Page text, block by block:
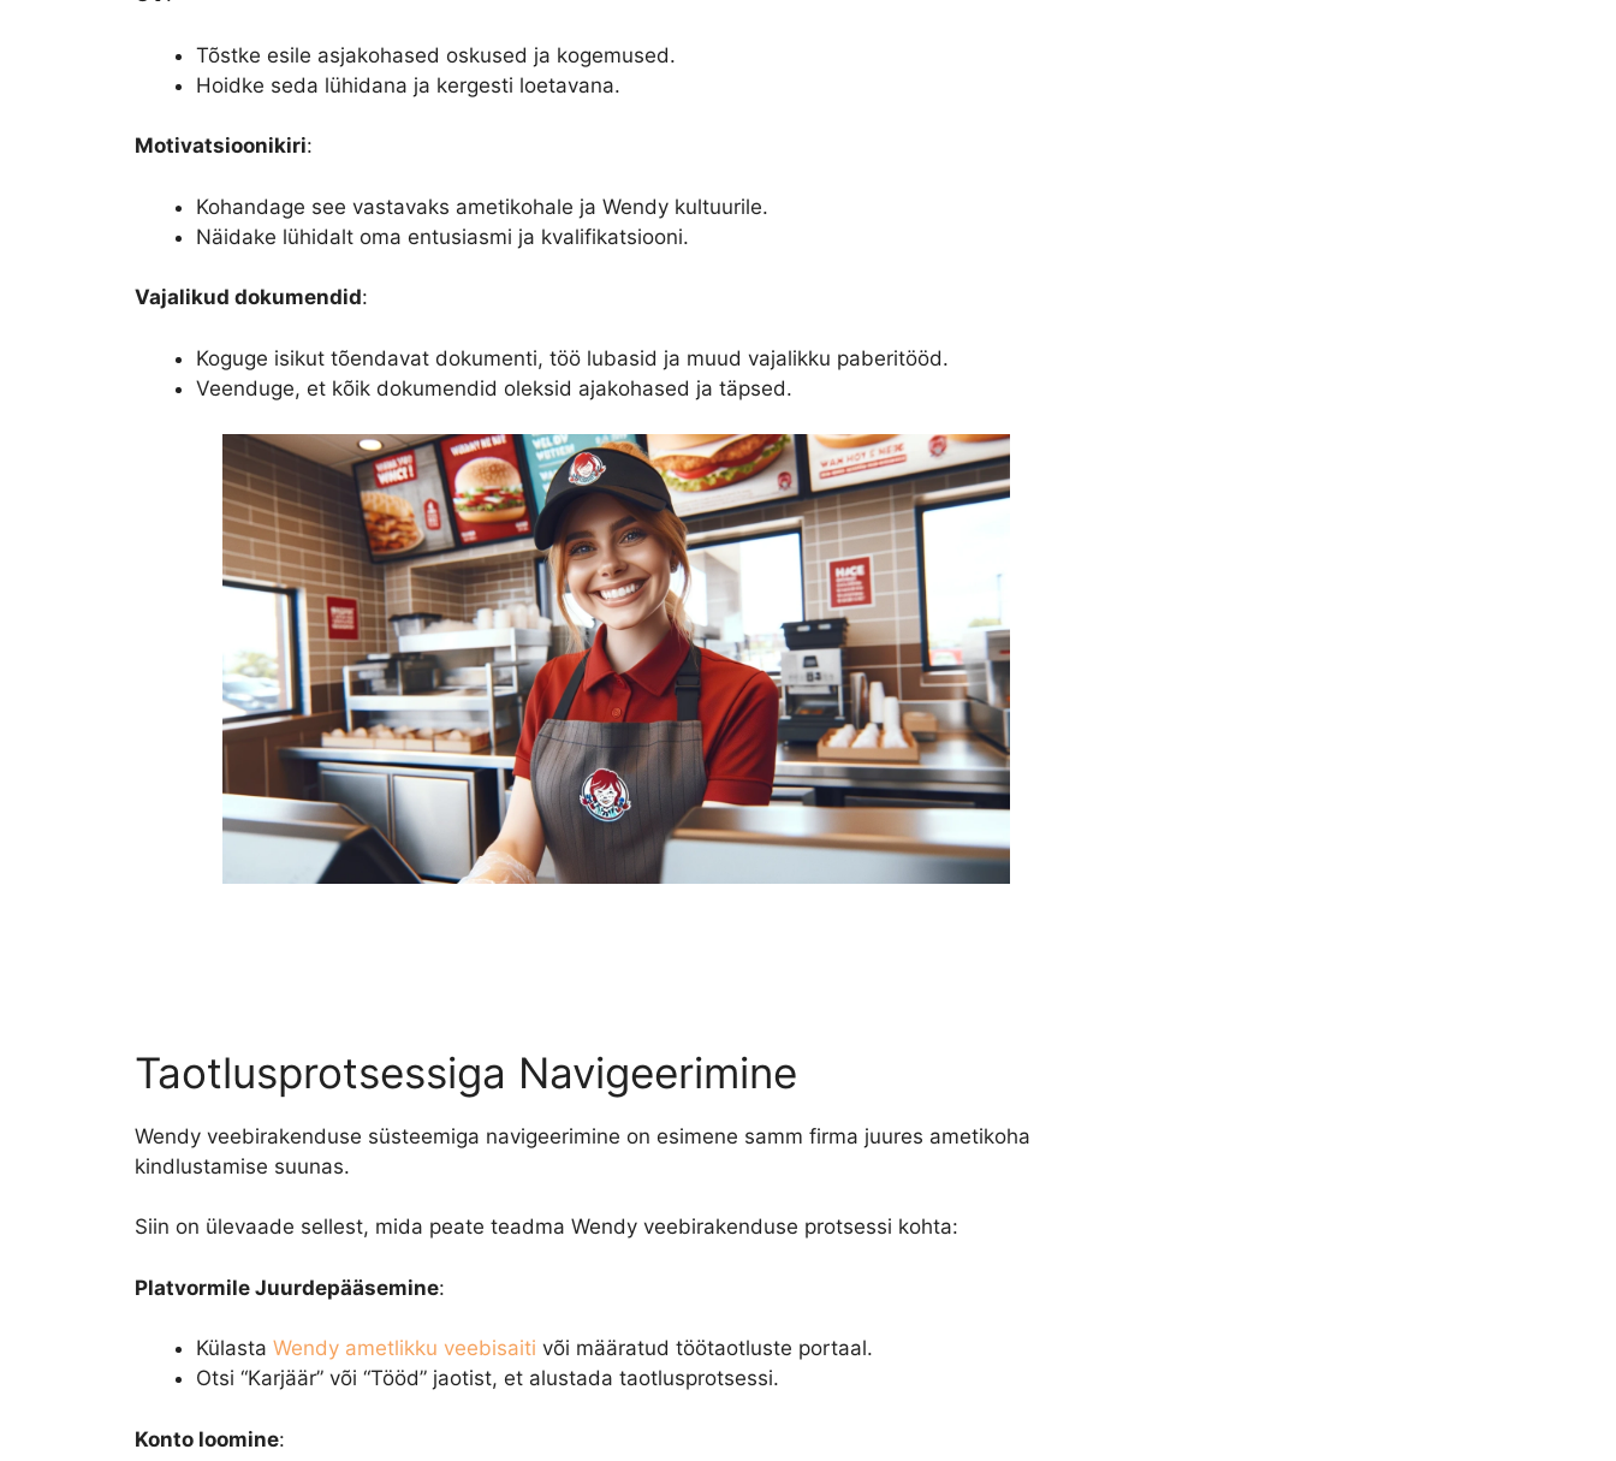
Tõstke esile asjakohased oskused ja kogemused.
Hoidke seda lühidana ja kergesti loetavana.
Motivatsioonikiri:
Kohandage see vastavaks ametikohale ja Wendy kultuurile.
Näidake lühidalt oma entusiasmi ja kvalifikatsiooni.
Vajalikud dokumendid:
Koguge isikut tõendavat dokumenti, töö lubasid ja muud vajalikku paberitööd.
Veenduge, et kõik dokumendid oleksid ajakohased ja täpsed.
Taotlusprotsessiga Navigeerimine
Wendy veebirakenduse süsteemiga navigeerimine on esimene samm firma juures ametikoha
kindlustamise suunas.
Siin on ülevaade sellest, mida peate teadma Wendy veebirakenduse protsessi kohta:
Platvormile Juurdepääsemine:
Külasta Wendy ametlikku veebisaiti või määratud töötaotluste portaal.
Otsi “Karjäär” või “Tööd” jaotist, et alustada taotlusprotsessi.
Konto loomine: